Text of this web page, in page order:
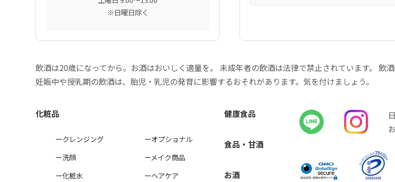
※日曜日除く
飲酒は20歳になってから。お酒はおいしく適量を。 未成年者の飲酒は法律で禁止されています。 飲
妊娠中や授乳期の飲酒は、胎児・乳児の発育に影響するおそれがあります。気を付けましょう。
化粧品
ークレンジング
ー洗顔
ー化粧水
ーオプショナル
ーメイク商品
ーヘアケア
健康食品
食品・甘酒
お酒